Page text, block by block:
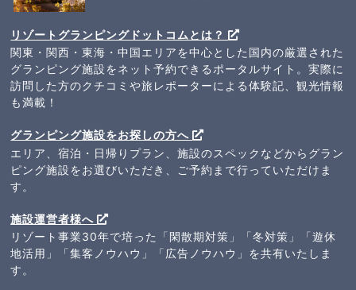
リゾートグランピングドットコムとは？
関東・関西・東海・中国エリアを中心とした国内の厳選された
グランピング施設をネット予約できるポータルサイト。実際に
訪問した方のクチコミや旅レポーターによる体験記、観光情報
も満載！
グランピング施設をお探しの方へ
エリア、宿泊・日帰りプラン、施設のスペックなどからグラン
ピング施設をお選びいただき、ご予約まで行っていただけま
す。
施設運営者様へ
リゾート事業30年で培った「閑散期対策」「冬対策」「遊休
地活用」「集客ノウハウ」「広告ノウハウ」を共有いたしま
す。